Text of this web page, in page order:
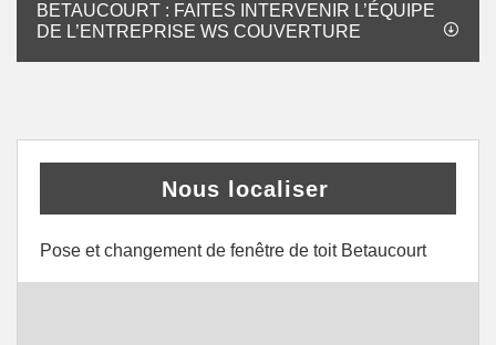
BETAUCOURT : FAITES INTERVENIR L’ÉQUIPE
DE L’ENTREPRISE WS COUVERTURE
Nous localiser
Pose et changement de fenêtre de toit Betaucourt